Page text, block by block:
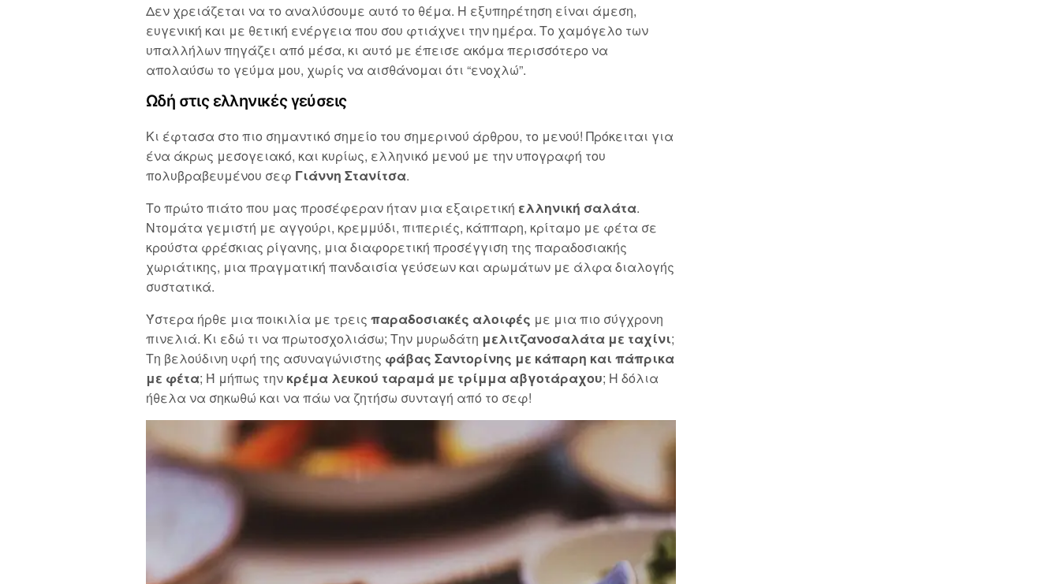
Δεν χρειάζεται να το αναλύσουμε αυτό το θέμα. Η εξυπηρέτηση είναι άμεση,
ευγενική και με θετική ενέργεια που σου φτιάχνει την ημέρα. Το χαμόγελο των
υπαλλήλων πηγάζει από μέσα, κι αυτό με έπεισε ακόμα περισσότερο να
απολαύσω το γεύμα μου, χωρίς να αισθάνομαι ότι “ενοχλώ”.
Ωδή στις ελληνικές γεύσεις
Κι έφτασα στο πιο σημαντικό σημείο του σημερινού άρθρου, το μενού! Πρόκειται για
ένα άκρως μεσογειακό, και κυρίως, ελληνικό μενού με την υπογραφή του
πολυβραβευμένου σεφ Γιάννη Στανίτσα.
Το πρώτο πιάτο που μας προσέφεραν ήταν μια εξαιρετική ελληνική σαλάτα.
Ντομάτα γεμιστή με αγγούρι, κρεμμύδι, πιπεριές, κάππαρη, κρίταμο με φέτα σε
κρούστα φρέσκιας ρίγανης, μια διαφορετική προσέγγιση της παραδοσιακής
χωριάτικης, μια πραγματική πανδαισία γεύσεων και αρωμάτων με άλφα διαλογής
συστατικά.
Ύστερα ήρθε μια ποικιλία με τρειςπαραδοσιακές αλοιφές με μια πιο σύγχρονη
πινελιά. Κι εδώ τι να πρωτοσχολιάσω; Την μυρωδάτη μελιτζανοσαλάτα με ταχίνι;
Τη βελούδινη υφή της ασυναγώνιστης φάβας Σαντορίνης με κάπαρη και πάπρικα
με φέτα; Ή μήπως την κρέμα λευκού ταραμά με τρίμμα αβγοτάραχου; Η δόλια
ήθελα να σηκωθώ και να πάω να ζητήσω συνταγή από το σεφ!